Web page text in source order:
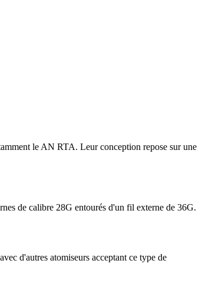
le AN RTA. Leur conception repose sur une
de calibre 28G entourés d'un fil externe de 36G.
d'autres atomiseurs acceptant ce type de